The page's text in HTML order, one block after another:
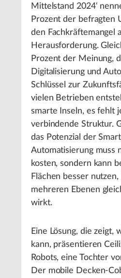
Mittelstand 2024‘
Prozent der befragten
den Fachkräftemangel
Herausforderung.
Prozent der Meinung,
Digitalisierung und
Schlüssel zur
vielen Betrieben
smarte Inseln, es fehlt
verbindende Struktur.
das Potenzial der
Automatisierung muss
kosten, sondern kann
Flächen besser
mehreren Ebenen
wirkt.
Eine Lösung, die zeigt,
kann, präsentieren
Robots, eine Tochter
Der mobile Decken-